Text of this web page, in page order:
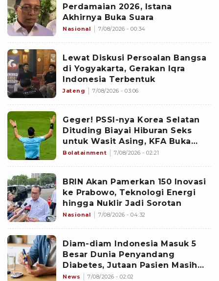
Perdamaian 2026, Istana
Akhirnya Buka Suara
Nasional 7/08/2026 - 00:34
Lewat Diskusi Persoalan Bangsa
di Yogyakarta, Gerakan Iqra
Indonesia Terbentuk
Jateng 7/08/2026 - 03:06
Geger! PSSI-nya Korea Selatan
Dituding Biayai Hiburan Seks
untuk Wasit Asing, KFA Buka
Suara
Bolatainment 7/08/2026 - 02:21
BRIN Akan Pamerkan 150 Inovasi
ke Prabowo, Teknologi Energi
hingga Nuklir Jadi Sorotan
Nasional 7/08/2026 - 04:32
Diam-diam Indonesia Masuk 5
Besar Dunia Penyandang
Diabetes, Jutaan Pasien Masih
Kesulitan Berobat
News 7/08/2026 - 02:02